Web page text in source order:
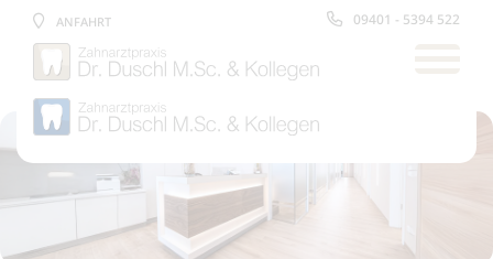
ANFAHRT 09401 - 5394 522